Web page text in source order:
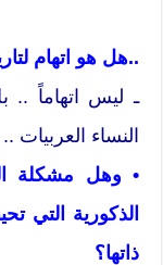
..هل هو اتهام
ـ ليس اتهاماً ..
النساء
• وهل مشكلة
الذكورية التي
ذاتها؟